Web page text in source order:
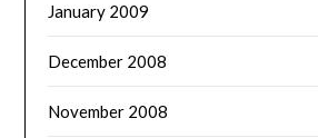
January 2009
December 2008
November 2008